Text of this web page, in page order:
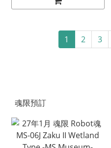
1 2 3
魂限預訂